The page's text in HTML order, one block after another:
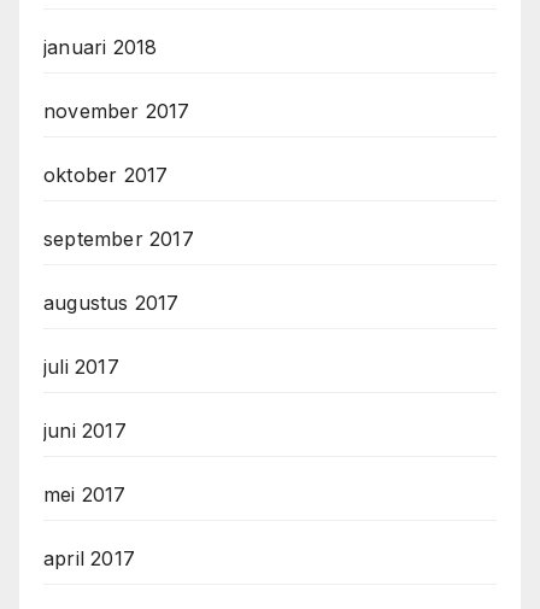
januari 2018
november 2017
oktober 2017
september 2017
augustus 2017
juli 2017
juni 2017
mei 2017
april 2017